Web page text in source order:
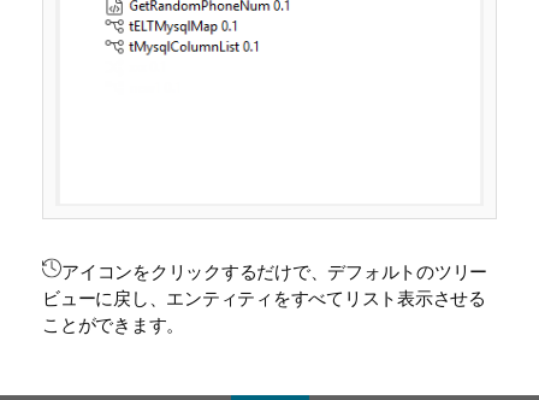
アイコンをクリックするだけで、デフォルトのツリー
ビューに戻し、エンティティをすべてリスト表示させる
ことができます。